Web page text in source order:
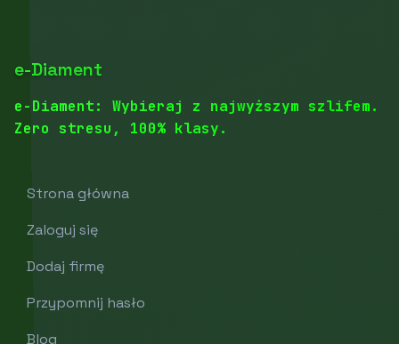
e-Diament
e-Diament: Wybieraj z najwyższym szlifem.
Zero stresu, 100% klasy.
Strona główna
Zaloguj się
Dodaj firmę
Przypomnij hasło
Blog